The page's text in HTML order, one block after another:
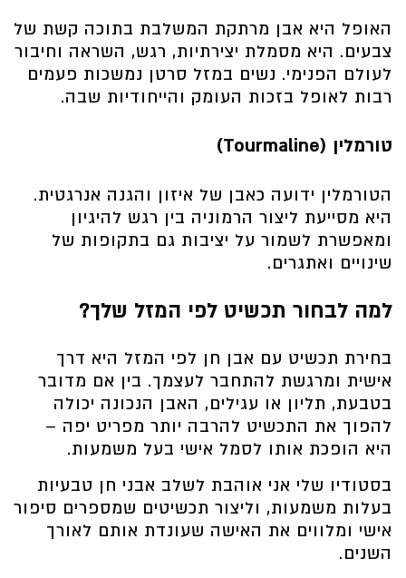
האופל היא אבן מרתקת המשלבת בתוכה קשת של
צבעים. היא מסמלת יצירתיות, רגש, השראה וחיבור
לעולם הפנימי. נשים במזל סרטן נמשכות פעמים
רבות לאופל בזכות העומק והייחודיות שבה.
טורמלין (Tourmaline)
הטורמלין ידועה כאבן של איזון והגנה אנרגטית.
היא מסייעת ליצור הרמוניה בין רגש להיגיון
ומאפשרת לשמור על יציבות גם בתקופות של
שינויים ואתגרים.
למה לבחור תכשיט לפי המזל שלך?
בחירת תכשיט עם אבן חן לפי המזל היא דרך
אישית ומרגשת להתחבר לעצמך. בין אם מדובר
בטבעת, תליון או עגילים, האבן הנכונה יכולה
להפוך את התכשיט להרבה יותר מפריט יפה –
היא הופכת אותו לסמל אישי בעל משמעות.
בסטודיו שלי אני אוהבת לשלב אבני חן טבעיות
בעלות משמעות, וליצור תכשיטים שמספרים סיפור
אישי ומלווים את האישה שעונדת אותם לאורך
השנים.